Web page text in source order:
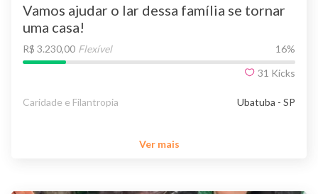
Vamos ajudar o lar dessa família se tornar
uma casa!
R$ 3.230,00 Flexível 16%
31 Kicks
Caridade e Filantropia Ubatuba - SP
Ver mais